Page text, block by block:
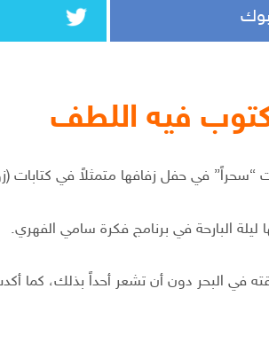
فيه اللطف
“سحراً” في حفل زفافها متمثلاً في
البارحة في برنامج فكرة سامي الفهري.
في البحر دون أن تشعر أحداً بذلك، كما